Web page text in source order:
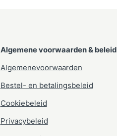
Algemene voorwaarden & beleid
Algemenevoorwaarden
Bestel- en betalingsbeleid
Cookiebeleid
Privacybeleid